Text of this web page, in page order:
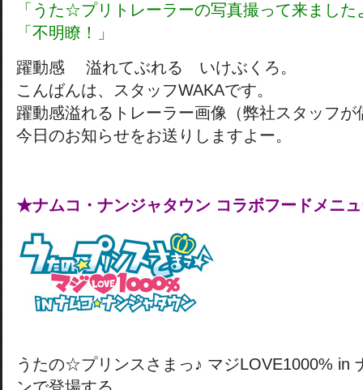
「うた☆プリトレーラーの写真撮って来ました
「不明瞭！」
躍動感 溢れてぶれる いけぶくろ。
こんばんは、スタッフWAKAです。
躍動感溢れるトレーラー画像（弊社スタッフが
今日のお知らせをお送りしますよー。
★ナムコ・ナンジャタウン コラボフードメニ
うたの☆プリンスさまっ♪ マジLOVE1000% in